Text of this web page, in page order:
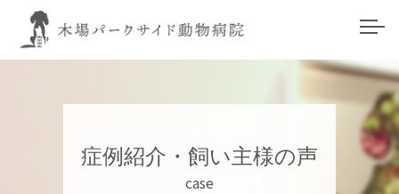
症例紹介・飼い主様の声
case